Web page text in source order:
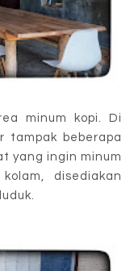
minum kopi. Di
tampak beberapa
yang ingin minum
disediakan